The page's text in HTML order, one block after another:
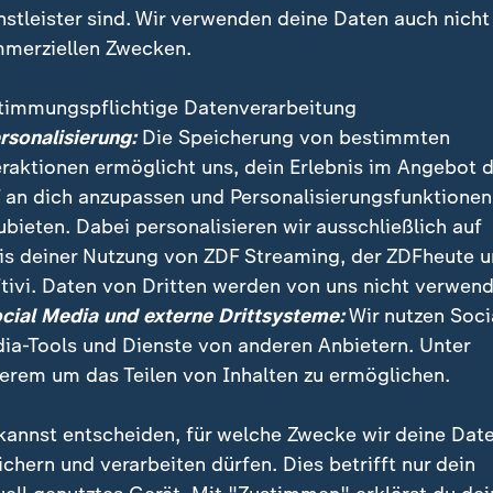
baut Salat besonders
auf Indoor-Teichen, kommen mit wenig Erde und
weniger Wasser.
sind. Wir verwenden deine Daten auch nicht
Zwecken.
Datenverarbeitung
Die Speicherung von bestimmten
ermöglicht uns, dein Erlebnis im Angebot
an dich anzupassen und Personalisierungsfunktionen
Dabei personalisieren wir ausschließlich auf
deiner Nutzung von ZDF Streaming, der ZDFheute
Daten von Dritten werden von uns nicht
Media und externe Drittsysteme:Wir nutzen
Tools und Dienste von anderen Anbietern. Unter
um das Teilen von Inhalten zu ermöglichen.
entscheiden, für welche Zwecke wir deine
und verarbeiten dürfen. Dies betrifft nur dein